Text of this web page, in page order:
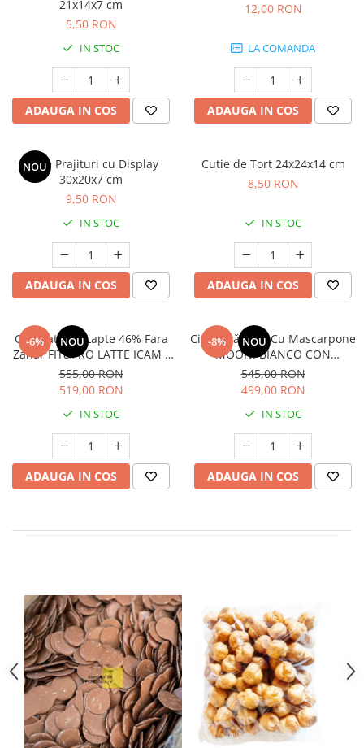
21x14x7 cm
5,50 RON
IN STOC
ADAUGA IN COS
12,00 RON
LA COMANDA
ADAUGA IN COS
NOU
Cutie Prajituri cu Display
30x20x7 cm
9,50 RON
IN STOC
ADAUGA IN COS
Cutie de Tort 24x24x14 cm
8,50 RON
IN STOC
ADAUGA IN COS
-6% NOU
Ciocolata Cu Lapte 46% Fara
Zahar FIT&PRO LATTE ICAM -
4kg
555,00 RON
519,00 RON
IN STOC
ADAUGA IN COS
-8% NOU
Ciocolată Albă Cu Mascarpone
MOONI BIANCO CON
MASCARPONE ICAM - 4kg
545,00 RON
499,00 RON
IN STOC
ADAUGA IN COS